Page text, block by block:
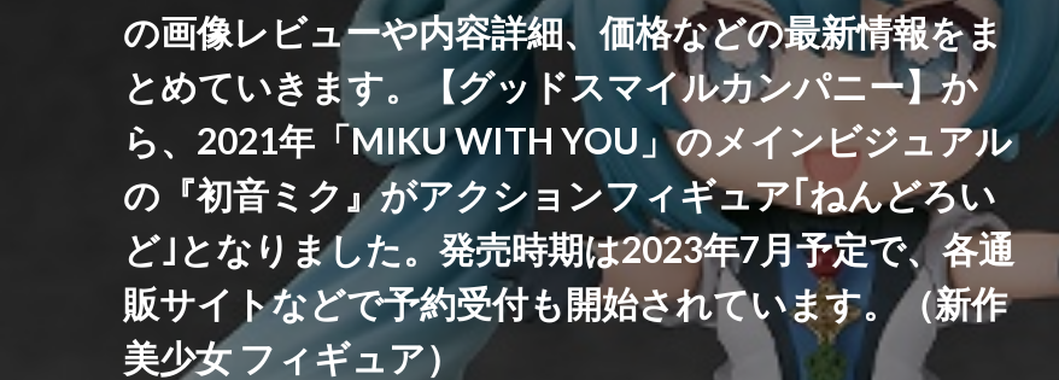
阿波連さんははかれない
阿波連れいな 限定販売 陰の実力者になりたくて！
陸八魔アル
陽夏木ミカン 雛苺 雛衣ポーレット 雨天決行 雪ノ下雪乃
雪音クリス
雪風 雷電芽衣 雷霆特遣隊 WHISKY・SOUR 霊使い
青春ブタ野郎はバニーガール先輩の夢を見ない
青眼の究極竜 静山マシロ 風巻祭里
風薫る - 放課後
風霊使いウィン/Wynn the Wind Chamer 風鳴翼 食戟のソーマ
香月芽郁
駿河 骸骨騎士様、只今異世界へお出掛け中 高坂桐乃 高巻杏
鬼滅の刃
魂魄妖夢 魔太郎 魔女の旅々 魔妖 魔弾 魔法少女
魔法少女まどかマギカ
鴉羽 鷺沢文香 鹿乃 黒チャイナさん 黒咲芽亜
黒髪メイド
龍造寺朱音 １／ ONE SLASH
の画像レビューや内容詳細、価格などの最新情報をま
とめていきます。【グッドスマイルカンパニー】か
ら、2021年「MIKU WITH YOU」のメインビジュアル
の『初音ミク』がアクションフィギュア｢ねんどろい
ど｣となりました。発売時期は2023年7月予定で、各通
販サイトなどで予約受付も開始されています。（新作
美少女 フィギュア）